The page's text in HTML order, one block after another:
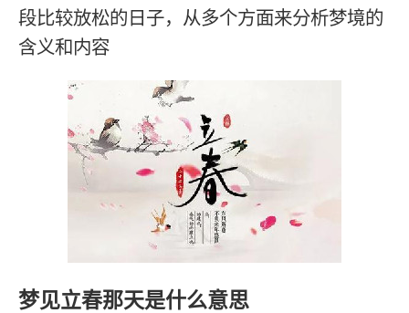
段比较放松的日子，从多个方面来分析梦境的
含义和内容
梦见立春那天是什么意思